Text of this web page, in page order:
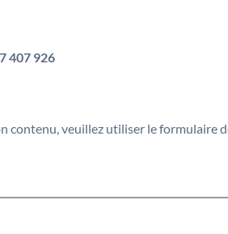
407 926
veuillez utiliser le formulaire